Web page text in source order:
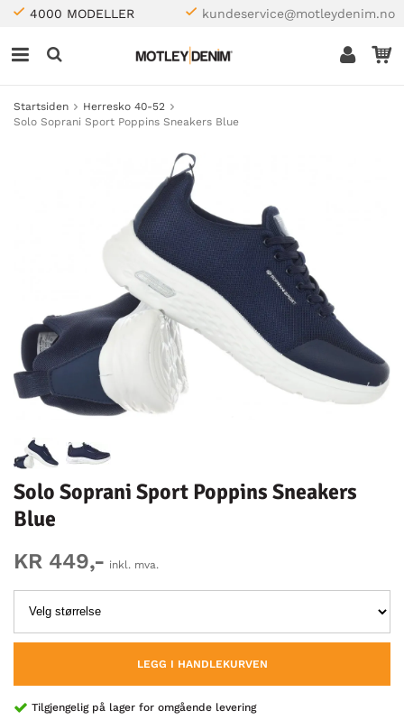
4000 MODELLER kundeservice@motleydenim.no
Startsiden
Herresko 40-52
Solo Soprani Sport Poppins Sneakers Blue
Solo Soprani Sport Poppins Sneakers
Blue
KR 449,- inkl. mva.
LEGG I HANDLEKURVEN
Tilgjengelig på lager for omgående levering